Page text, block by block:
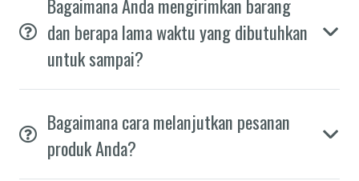
dan berapa lama waktu yang dibutuhkan
untuk sampai?
Bagaimana cara melanjutkan pesanan
produk Anda?